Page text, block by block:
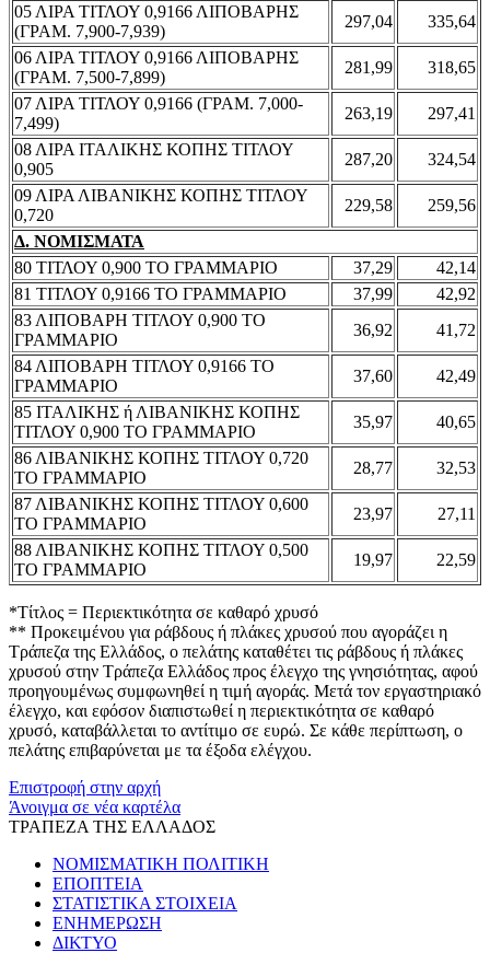
05 ΛΙΡΑ ΤΙΤΛΟΥ 0,9166 ΛΙΠΟΒΑΡΗΣ
(ΓΡΑΜ. 7,900-7,939)
297,04
335,64
06 ΛΙΡΑ ΤΙΤΛΟΥ 0,9166 ΛΙΠΟΒΑΡΗΣ
(ΓΡΑΜ. 7,500-7,899)
281,99
318,65
07 ΛΙΡΑ ΤΙΤΛΟΥ 0,9166 (ΓΡΑΜ. 7,000-
7,499)
263,19
297,41
08 ΛΙΡΑ ΙΤΑΛΙΚΗΣ ΚΟΠΗΣ ΤΙΤΛΟΥ
0,905
287,20
324,54
09 ΛΙΡΑ ΛΙΒΑΝΙΚΗΣ ΚΟΠΗΣ ΤΙΤΛΟΥ
0,720
229,58
259,56
Δ. ΝΟΜΙΣΜΑΤΑ
80 ΤΙΤΛΟΥ 0,900 ΤΟ ΓΡΑΜΜΑΡΙΟ
37,29
42,14
81 ΤΙΤΛΟΥ 0,9166 ΤΟ ΓΡΑΜΜΑΡΙΟ
37,99
42,92
83 ΛΙΠΟΒΑΡΗ ΤΙΤΛΟΥ 0,900 ΤΟ
ΓΡΑΜΜΑΡΙΟ
36,92
41,72
84 ΛΙΠΟΒΑΡΗ ΤΙΤΛΟΥ 0,9166 ΤΟ
ΓΡΑΜΜΑΡΙΟ
37,60
42,49
85 ΙΤΑΛΙΚΗΣ ή ΛΙΒΑΝΙΚΗΣ ΚΟΠΗΣ
ΤΙΤΛΟΥ 0,900 ΤΟ ΓΡΑΜΜΑΡΙΟ
35,97
40,65
86 ΛΙΒΑΝΙΚΗΣ ΚΟΠΗΣ ΤΙΤΛΟΥ 0,720
ΤΟ ΓΡΑΜΜΑΡΙΟ
28,77
32,53
87 ΛΙΒΑΝΙΚΗΣ ΚΟΠΗΣ ΤΙΤΛΟΥ 0,600
ΤΟ ΓΡΑΜΜΑΡΙΟ
23,97
27,11
88 ΛΙΒΑΝΙΚΗΣ ΚΟΠΗΣ ΤΙΤΛΟΥ 0,500
ΤΟ ΓΡΑΜΜΑΡΙΟ
19,97 22,59
*Τίτλος = Περιεκτικότητα σε καθαρό χρυσό
** Προκειμένου για ράβδους ή πλάκες χρυσού που αγοράζει η
Τράπεζα της Ελλάδος, ο πελάτης καταθέτει τις ράβδους ή πλάκες
χρυσού στην Τράπεζα Ελλάδος προς έλεγχο της γνησιότητας, αφού
προηγουμένως συμφωνηθεί η τιμή αγοράς. Μετά τον εργαστηριακό
έλεγχο, και εφόσον διαπιστωθεί η περιεκτικότητα σε καθαρό
χρυσό, καταβάλλεται το αντίτιμο σε ευρώ. Σε κάθε περίπτωση, ο
πελάτης επιβαρύνεται με τα έξοδα ελέγχου.
Επιστροφή στην αρχή
Άνοιγμα σε νέα καρτέλα
ΤΡΑΠΕΖΑ ΤΗΣ ΕΛΛΑΔΟΣ
ΝΟΜΙΣΜΑΤΙΚΗ ΠΟΛΙΤΙΚΗ
ΕΠΟΠΤΕΙΑ
ΣΤΑΤΙΣΤΙΚΑ ΣΤΟΙΧΕΙΑ
ΕΝΗΜΕΡΩΣΗ
ΔΙΚΤΥΟ